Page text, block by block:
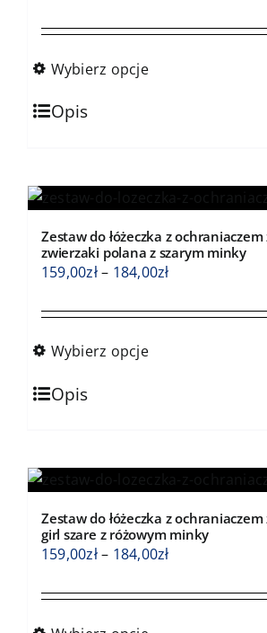
stronie
produktu
od
Wybierz opcje
Ten
produkt
wariantów.
można
wybrać
stronie
produktu
Opis
Zestaw do łóżeczka z ochraniaczem
zwierzaki polana z szarym minky
159,00zł– 184,00złZakres
od
Wybierz opcje
Ten
produkt
wariantów.
można
wybrać
stronie
produktu
Opis
Zestaw do łóżeczka z
girl szare z różowym minky
159,00zł– 184,00złZakres
od